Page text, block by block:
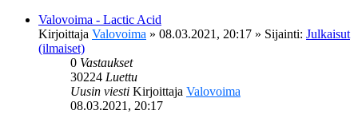
Valovoima - Lactic Acid
Kirjoittaja Valovoima » 08.03.2021, 20:17 » Sijainti: Julkaisut
(ilmaiset)
0 Vastaukset
30224 Luettu
Uusin viesti Kirjoittaja Valovoima
08.03.2021, 20:17